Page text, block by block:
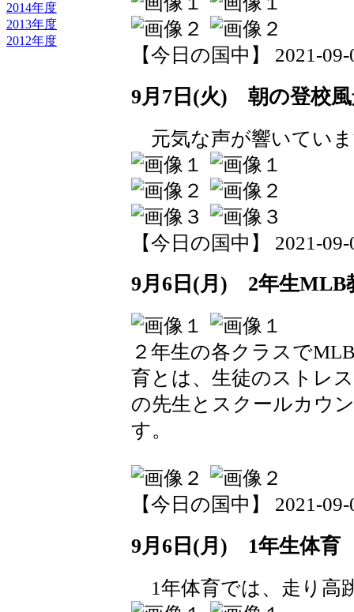
2014年度
2013年度
2012年度
【今日の国中】 2021-
9月7日(火) 朝の登校
元気な声が響いてい
【今日の国中】 2021-
9月6日(月) 2年生MLB
２年生の各クラスで
育とは、生徒のストレ
の先生とスクールカウ
す。
【今日の国中】 2021-
9月6日(月) 1年生体育
1年体育では、走り高